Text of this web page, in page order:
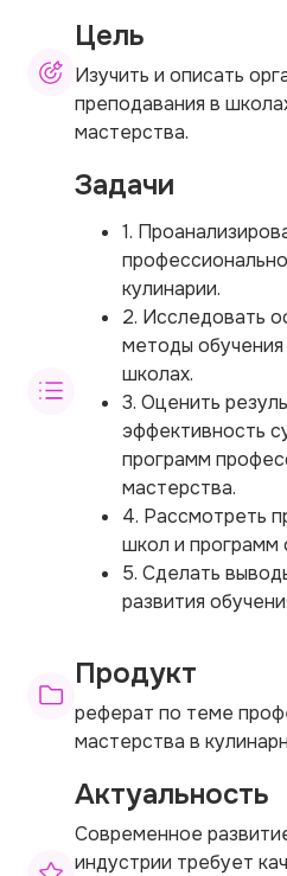
Цель
Изучить и описать
преподавания в
мастерства.
Задачи
1.
кулинарии.
2. Исследовать
методы обучения
школах.
3. Оценить
эффективность
программ
мастерства.
4. Рассмотреть
школ и программ
5. Сделать
развития
Продукт
реферат по теме
мастерства в
Актуальность
Современное
индустрии требует